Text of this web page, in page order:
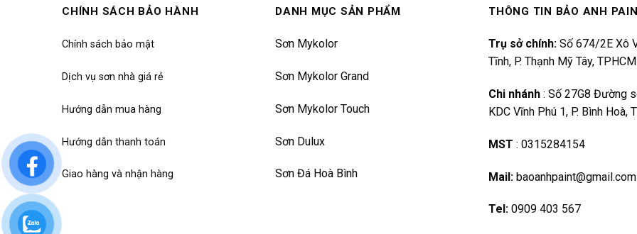
CHÍNH SÁCH BẢO HÀNH
Chính sách bảo mật
Dịch vụ sơn nhà giá rẻ
Hướng dẫn mua hàng
Hướng dẫn thanh toán
Giao hàng và nhận hàng
DANH MỤC SẢN PHẨM
Sơn Mykolor
Sơn Mykolor Grand
Sơn Mykolor Touch
Sơn Dulux
Sơn Đá Hoà Bình
THÔNG TIN BẢO ANH
Trụ sở chính: Số 674/2E Xô
Tĩnh, P. Thạnh Mỹ Tây, TPHCM
Chi nhánh : Số 27G8 Đường
KDC Vĩnh Phú 1, P. Bình Hoà,
MST : 0315284154
Mail: baoanhpaint@gmail.com
Tel: 0909 403 567